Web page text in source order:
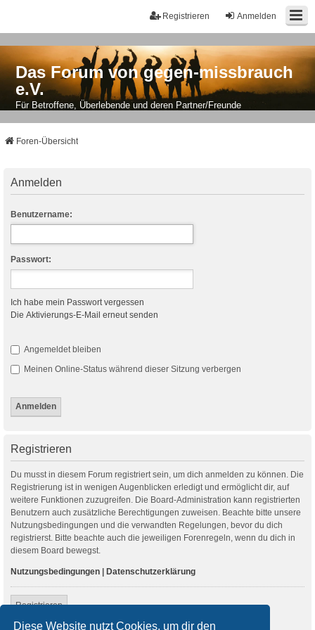
Diese Website nutzt Cookies, um dir den
Anmelden
Registrieren
Das Forum von gegen-missbrauch
e.V.
Für Betroffene, Überlebende und deren Partner/Freunde
Foren-Übersicht
Anmelden
Benutzername:
Passwort:
Ich habe mein Passwort vergessen
Die Aktivierungs-E-Mail erneut senden
Angemeldet bleiben
Meinen Online-Status während dieser Sitzung verbergen
Registrieren
Du musst in diesem Forum registriert sein, um dich anmelden zu können. Die
Registrierung ist in wenigen Augenblicken erledigt und ermöglicht dir, auf
weitere Funktionen zuzugreifen. Die Board-Administration kann registrierten
Benutzern auch zusätzliche Berechtigungen zuweisen. Beachte bitte unsere
Nutzungsbedingungen und die verwandten Regelungen, bevor du dich
registrierst. Bitte beachte auch die jeweiligen Forenregeln, wenn du dich in
diesem Board bewegst.
Nutzungsbedingungen | Datenschutzerklärung
Registrieren